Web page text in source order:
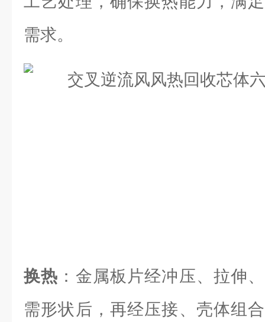
需求。
换热 ：金属板片经冲压、拉伸
需形状后，再经压接、壳体组